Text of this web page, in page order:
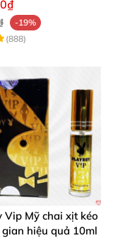
-19%
(888)
Vip Mỹ chai xịt kéo
hiệu quả 10ml